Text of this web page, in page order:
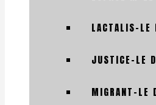
LACTALIS-LE
JUSTICE-LE
MIGRANT-LE